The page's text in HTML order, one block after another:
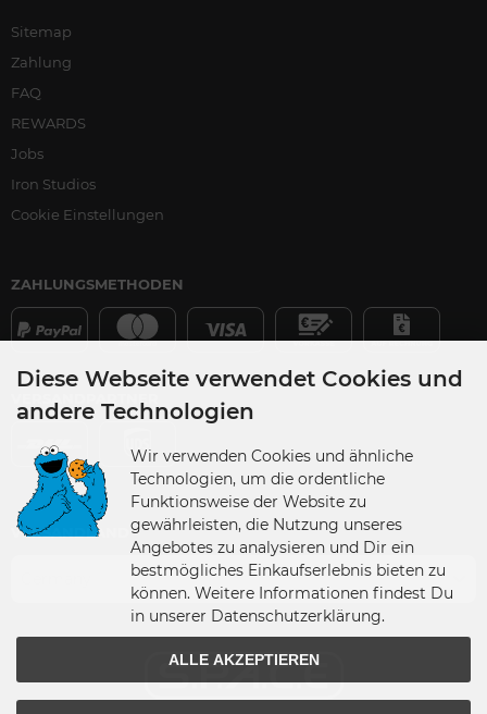
Sitemap
Zahlung
FAQ
REWARDS
Jobs
Iron Studios
Cookie Einstellungen
ZAHLUNGSMETHODEN
VERSANDPARTNER
VERSANDLAND
Diese Webseite verwendet Cookies und
andere Technologien
Wir verwenden Cookies und ähnliche
Technologien, um die ordentliche
Funktionsweise der Website zu
gewährleisten, die Nutzung unseres
Angebotes zu analysieren und Dir ein
bestmögliches Einkaufserlebnis bieten zu
können. Weitere Informationen findest Du
in unserer Datenschutzerklärung.
ALLE AKZEPTIEREN